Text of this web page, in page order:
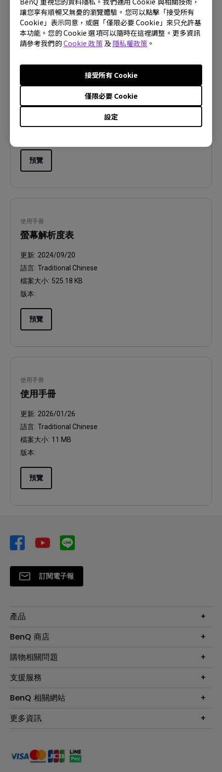
讓您享有順暢又無憂的瀏覽體驗。您可以點擊「接受所有
Cookie」表示同意，或選「僅限必要 Cookie」來只允許基
本功能。您的 Cookie 選項可以隨時在這裡調整。更多資訊
請參考我們的Cookie 政策及 隱私權政策 。
設定
僅限必要 Cookie
接受所有 Cookie
Regulatory Statements
語言:General
預覽
使用手冊
螢幕解析度表
更新: 2024/09/20
語言: Traditional Chinese
檔案大小: 525.18 KB
版本:
預覽
使用手冊
使用手冊
更新: 2026/01/26
語言: Traditional Chinese
檔案大小: 11 MB
版本:
預覽
訂閱電子報
產品
大型液晶
投影機
智慧照明
專業拍物視訊鏡頭
BenQ 商店
最新產品與活動
尋找銷售據點
會員綁定LINE教學
購物相關問題
第一次購物就上手
延長保固購買
贈品兌換網站首頁
支援服務
服務公告
保固條例
手冊與軟體下載
產品常見問題
BenQ 相關網站
專業商用解決方案
BenQ 大娛樂家
更多資訊
永續發展
產品碳足跡報告